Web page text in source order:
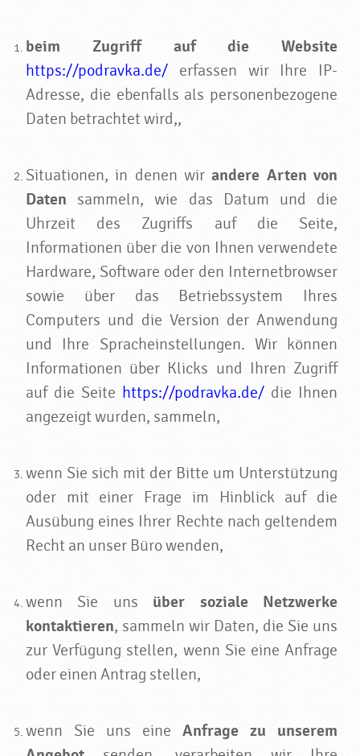
beim Zugriff auf die Website
https://podravka.de/ erfassen wir Ihre IP-
Adresse, die ebenfalls als personenbezogene
Daten betrachtet wird,,
Situationen, in denen wirandere Arten von
Daten sammeln, wie das Datum und die
Uhrzeit des Zugriffs auf die Seite,
Informationen über die von Ihnen verwendete
Hardware, Software oder den Internetbrowser
sowie über das Betriebssystem Ihres
Computers und die Version der Anwendung
und Ihre Spracheinstellungen. Wir können
Informationen über Klicks und Ihren Zugriff
auf die Seite https://podravka.de/ die Ihnen
angezeigt wurden, sammeln,
wenn Sie sich mit der Bitte um Unterstützung
oder mit einer Frage im Hinblick auf die
Ausübung eines Ihrer Rechte nach geltendem
Recht an unser Büro wenden,
wenn Sie uns über soziale Netzwerke
kontaktieren, sammeln wir Daten, die Sie uns
zur Verfügung stellen, wenn Sie eine Anfrage
oder einen Antrag stellen,
wenn Sie uns eine Anfrage zu unserem